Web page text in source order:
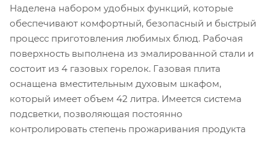
Наделена набором удобных функций, которые
обеспечивают комфортный, безопасный и быстрый
процесс приготовления любимых блюд. Рабочая
поверхность выполнена из эмалированной стали и
состоит из 4 газовых горелок. Газовая плита
оснащена вместительным духовым шкафом,
который имеет объем 42 литра. Имеется система
подсветки, позволяющая постоянно
контролировать степень прожаривания продукта